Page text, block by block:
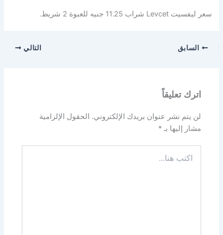
سعر ليفسيت Levcet شراب 11.25 جنيه للعبوة 2 شريط.
السابق التالي
اترك تعليقاً
لن يتم نشر عنوان بريدك الإلكتروني. الحقول الإلزامية
مشار إليها بـ*
هنا...